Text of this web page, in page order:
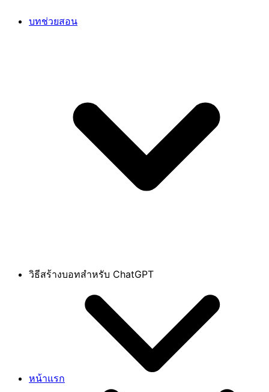
บทช่วยสอน
วิธีสร้างบอทสำหรับ ChatGPT
หน้าแรก